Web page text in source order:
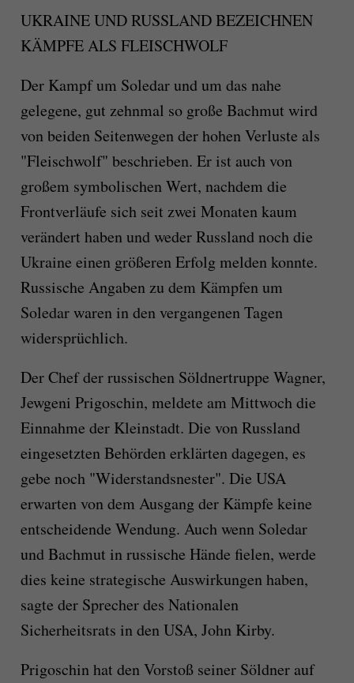
UKRAINE UND RUSSLAND BEZEICHNEN
KÄMPFE ALS FLEISCHWOLF
Der Kampf um Soledar und um das nahe
gelegene, gut zehnmal so große Bachmut wird
von beiden Seitenwegen der hohen Verluste als
"Fleischwolf" beschrieben. Er ist auch von
großem symbolischen Wert, nachdem die
Frontverläufe sich seit zwei Monaten kaum
verändert haben und weder Russland noch die
Ukraine einen größeren Erfolg melden konnte.
Russische Angaben zu dem Kämpfen um
Soledar waren in den vergangenen Tagen
widersprüchlich.
Der Chef der russischen Söldnertruppe Wagner,
Jewgeni Prigoschin, meldete am Mittwoch die
Einnahme der Kleinstadt. Die von Russland
eingesetzten Behörden erklärten dagegen, es
gebe noch "Widerstandsnester". Die USA
erwarten von dem Ausgang der Kämpfe keine
entscheidende Wendung. Auch wenn Soledar
und Bachmut in russische Hände fielen, werde
dies keine strategische Auswirkungen haben,
sagte der Sprecher des Nationalen
Sicherheitsrats in den USA, John Kirby.
Prigoschin hat den Vorstoß seiner Söldner auf